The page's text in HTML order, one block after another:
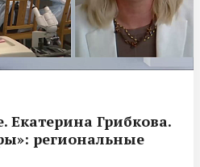
Екатерина Грибкова.
региональные